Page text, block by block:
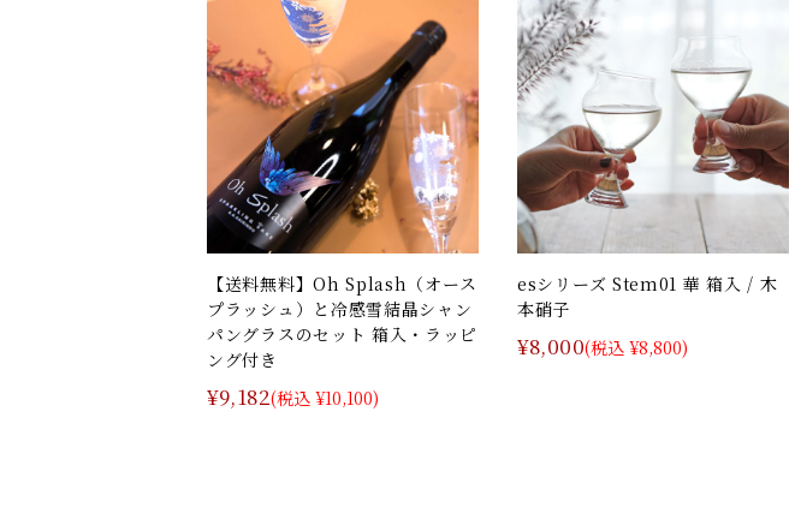
【送料無料】Oh Splash（オース
プラッシュ）と冷感雪結晶シャン
パングラスのセット 箱入・ラッピ
ング付き
¥9,182(税込 ¥10,100)
esシリーズ Stem01 華 箱入 / 木
本硝子
¥8,000(税込 ¥8,800)